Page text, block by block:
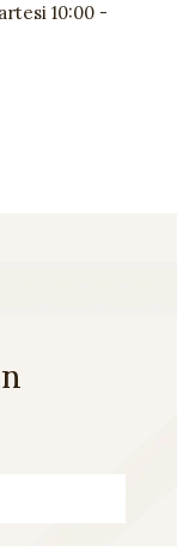
10:00 -